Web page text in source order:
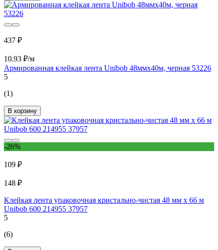
437 ₽
10.93 ₽/м
Армированная клейкая лента Unibob 48ммх40м, черная 53226
5
(1)
В корзину
-26%
109 ₽
148 ₽
Клейкая лента упаковочная кристально-чистая 48 мм х 66 м
Unibob 600 214955 37957
5
(6)